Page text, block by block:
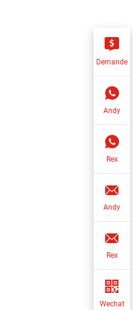
Demande
Andy
Rex
Andy
Rex
Wechat